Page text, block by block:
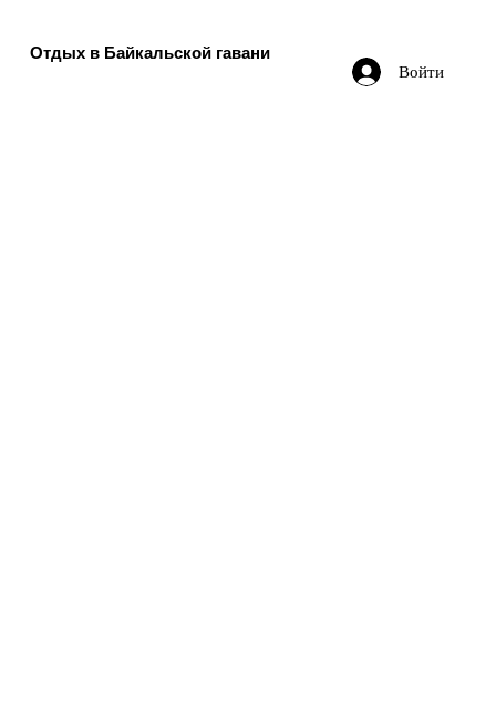
Войти
Отдых в Байкальской гавани